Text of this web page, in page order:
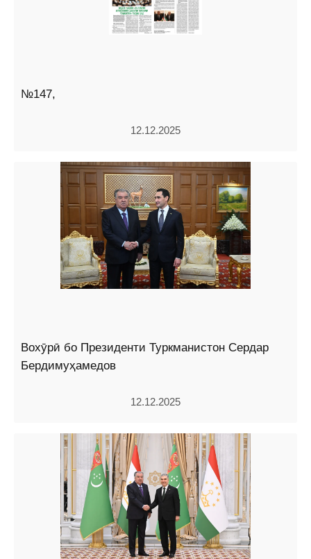
№147,
12.12.2025
Вохӯрӣ бо Президенти Туркманистон Сердар
Бердимуҳамедов
12.12.2025